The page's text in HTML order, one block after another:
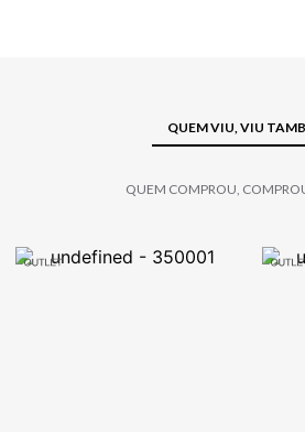
QUEM VIU, VIU
QUEM COMPROU,